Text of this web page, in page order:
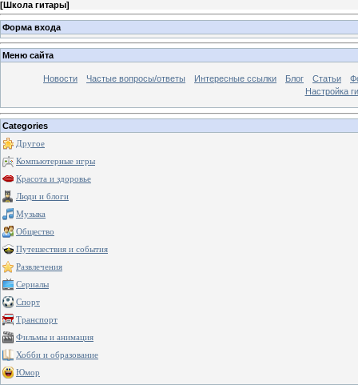
[Школа гитары]
Форма входа
Меню сайта
Новости Частые вопросы/ответы Интересные ссылки Блог Статьи
Настройка
Categories
Другое
Компьютерные игры
Красота и здоровье
Люди и блоги
Музыка
Общество
Путешествия и события
Развлечения
Сериалы
Спорт
Транспорт
Фильмы и анимация
Хобби и образование
Юмор